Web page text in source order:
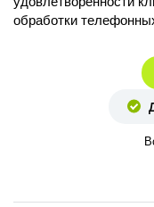
ПОЛЕЗНОЕ
обработки